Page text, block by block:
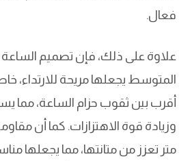
فعال.
علاوة على ذلك، فإن تصميم الساعة
المتوسط يجعلها مريحة للارتداء،
أقرب بين ثقوب حزام الساعة، مما
متر تعزز من متانتها، مما يجعلها